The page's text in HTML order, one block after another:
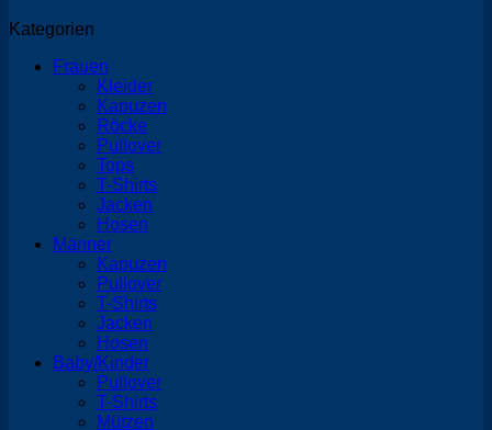
Kategorien
Frauen
Kleider
Kapuzen
Röcke
Pullover
Tops
T-Shirts
Jacken
Hosen
Männer
Kapuzen
Pullover
T-Shirts
Jacken
Hosen
Baby/Kinder
Pullover
T-Shirts
Mützen